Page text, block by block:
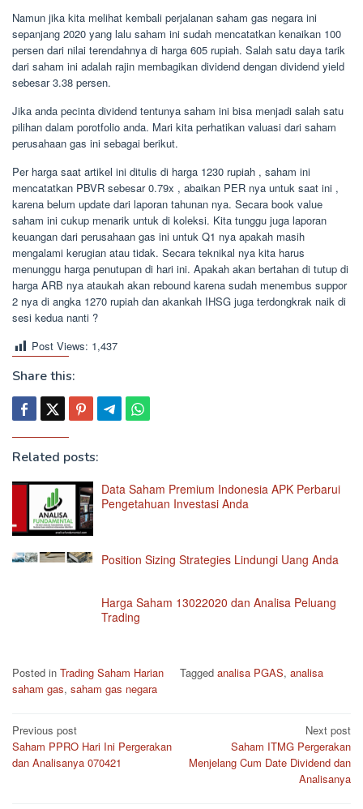
Namun jika kita melihat kembali perjalanan saham gas negara ini
sepanjang 2020 yang lalu saham ini sudah mencatatkan kenaikan 100
persen dari nilai terendahnya di harga 605 rupiah. Salah satu daya tarik
dari saham ini adalah rajin membagikan dividend dengan dividend yield
sebesar 3.38 persen.
Jika anda pecinta dividend tentunya saham ini bisa menjadi salah satu
pilihan dalam porotfolio anda. Mari kita perhatikan valuasi dari saham
perusahaan gas ini sebagai berikut.
Per harga saat artikel ini ditulis di harga 1230 rupiah , saham ini
mencatatkan PBVR sebesar 0.79x , abaikan PER nya untuk saat ini ,
karena belum update dari laporan tahunan nya. Secara book value
saham ini cukup menarik untuk di koleksi. Kita tunggu juga laporan
keuangan dari perusahaan gas ini untuk Q1 nya apakah masih
mengalami kerugian atau tidak. Secara teknikal nya kita harus
menunggu harga penutupan di hari ini. Apakah akan bertahan di tutup di
harga ARB nya ataukah akan rebound karena sudah menembus suppor
2 nya di angka 1270 rupiah dan akankah IHSG juga terdongkrak naik di
sesi kedua nanti ?
Post Views: 1,437
Share this:
Related posts:
Data Saham Premium Indonesia APK Perbarui
Pengetahuan Investasi Anda
Position Sizing Strategies Lindungi Uang Anda
Harga Saham 13022020 dan Analisa Peluang
Trading
Posted in Trading Saham Harian Tagged analisa PGAS, analisa
saham gas, saham gas negara
Post
navigation
Previous post
Saham PPRO Hari Ini Pergerakan
dan Analisanya 070421
Next post
Saham ITMG Pergerakan
Menjelang Cum Date Dividend dan
Analisanya